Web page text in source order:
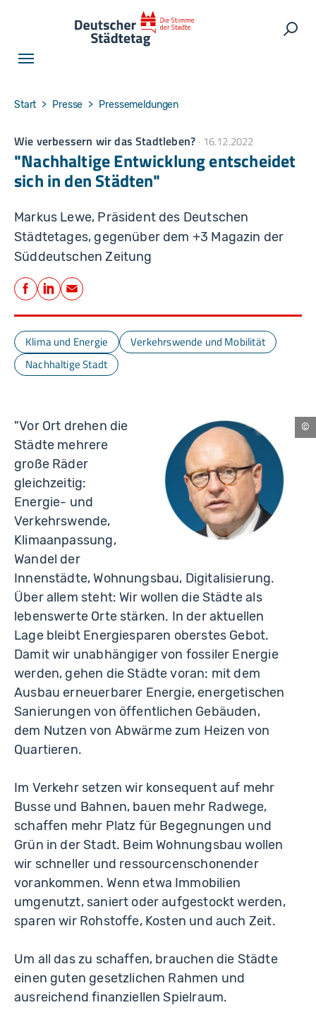
You are here:
Start Presse Pressemeldungen
Wie verbessern wir das Stadtleben? 16.12.2022
"Nachhaltige Entwicklung entscheidet
sich in den Städten"
Markus Lewe, Präsident des Deutschen
Städtetages, gegenüber dem +3 Magazin der
Süddeutschen Zeitung
Teilen
Facebook
LinkedIn
E-Mail
Klima und Energie
Verkehrswende und Mobilität
Nachhaltige Stadt
"Vor Ort drehen die
Städte mehrere
große Räder
gleichzeitig:
Energie- und
Verkehrswende,
Klimaanpassung,
Wandel der
Innenstädte, Wohnungsbau, Digitalisierung.
Über allem steht: Wir wollen die Städte als
lebenswerte Orte stärken. In der aktuellen
Lage bleibt Energiesparen oberstes Gebot.
Damit wir unabhängiger von fossiler Energie
werden, gehen die Städte voran: mit dem
Ausbau erneuerbarer Energie, energetischen
Sanierungen von öffentlichen Gebäuden,
dem Nutzen von Abwärme zum Heizen von
Quartieren.
Im Verkehr setzen wir konsequent auf mehr
Busse und Bahnen, bauen mehr Radwege,
schaffen mehr Platz für Begegnungen und
Grün in der Stadt. Beim Wohnungsbau wollen
wir schneller und ressourcenschonender
vorankommen. Wenn etwa Immobilien
umgenutzt, saniert oder aufgestockt werden,
sparen wir Rohstoffe, Kosten und auch Zeit.
Um all das zu schaffen, brauchen die Städte
einen guten gesetzlichen Rahmen und
ausreichend finanziellen Spielraum.